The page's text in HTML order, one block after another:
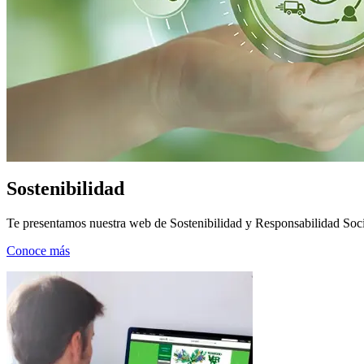
Sostenibilidad
Te presentamos nuestra web de Sostenibilidad y Responsabilidad
Conoce más